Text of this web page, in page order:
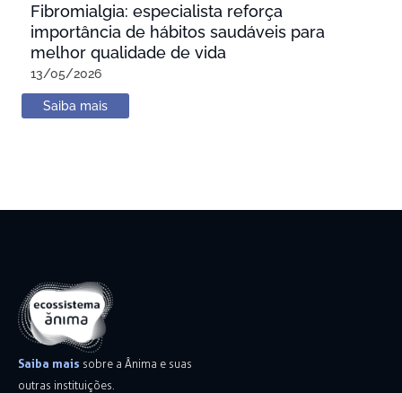
Fibromialgia: especialista reforça
importância de hábitos saudáveis para
melhor qualidade de vida
13/05/2026
Saiba mais
Saiba mais sobre a Ânima e suas
outras instituições.